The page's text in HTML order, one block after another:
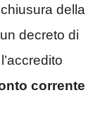
della
decreto di
corrente